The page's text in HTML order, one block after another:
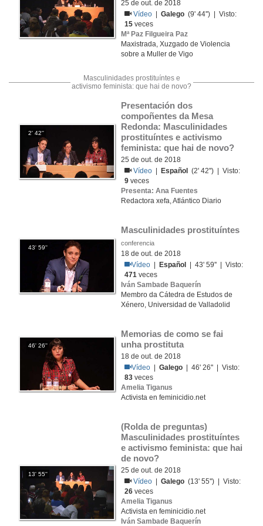
25 de out. de 2018
Vídeo
|Galego (9' 44'') | Visto:
15 veces
Mª Paz Filgueira Paz
Maxistrada, Xuzgado de Violencia
sobre a Muller de Vigo
Masculinidades prostituíntes e
activismo feminista: que hai de novo?
2' 42''
Presentación dos
compoñentes da Mesa
Redonda: Masculinidades
prostituíntes e activismo
feminista: que hai de novo?
25 de out. de 2018
Vídeo
Español
(2' 42'') | Visto:
9 veces
Presenta: Ana Fuentes
Redactora xefa, Atlántico Diario
43' 59''
Masculinidades prostituíntes
conferencia
18 de out. de 2018
Vídeo
Español
| 43' 59'' | Visto:
471 veces
Iván Sambade Baquerín
Membro da Cátedra de Estudos de
Xénero, Universidad de Valladolid
46' 26''
Memorias de como se fai
unha prostituta
18 de out. de 2018
Vídeo |Galego | 46' 26'' | Visto:
83 veces
Amelia Tiganus
Activista en feminicidio.net
13' 55''
(Rolda de preguntas)
Masculinidades prostituíntes
e activismo feminista: que hai
de novo?
25 de out. de 2018
Vídeo
|Galego (13' 55'') | Visto:
26 veces
Amelia Tiganus
Activista en feminicidio.net
Iván Sambade Baquerín